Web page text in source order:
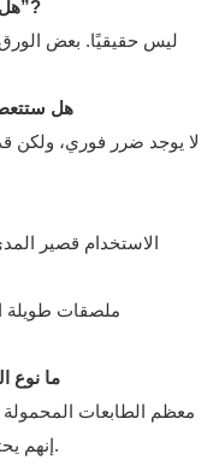
هل يوجد شيء مثل هذا “ورق حراري عالمي”?
ليس حقيقيًا. بعض الورق
هل
لا يوجد ضرر فوري، ولكن
الاستخدام قصير
ملصقات طويلة
ما نوع
معظم الطابعات المحمولة
إنهم يحتاجون إلى ورق حراري مباشر أو ملصقات.